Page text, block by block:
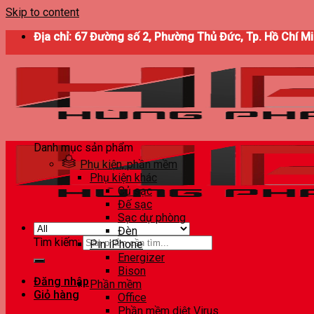
Skip to content
Địa chỉ: 67 Đường số 2, Phường Thủ Đức, Tp. Hồ Chí
Tìm kiếm:
Đăng nhập
Giỏ hàng
Danh mục sản phẩm
Phụ kiện, phần mềm
Phụ kiện khác
Củ sạc
Đế sạc
Sạc dự phòng
Đèn
Pin iPhone
Energizer
Bison
Phần mềm
Office
Phần mềm diệt Virus